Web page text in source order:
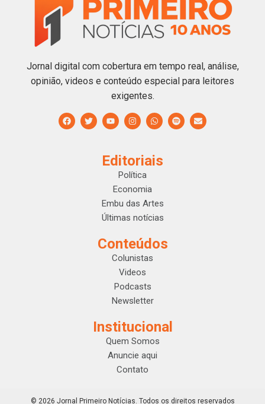
Jornal digital com cobertura em tempo real, análise,
opinião, videos e conteúdo especial para leitores
exigentes.
Editoriais
Política
Economia
Embu das Artes
Últimas notícias
Conteúdos
Colunistas
Videos
Podcasts
Newsletter
Institucional
Quem Somos
Anuncie aqui
Contato
© 2026 Jornal Primeiro Notícias. Todos os direitos reservados